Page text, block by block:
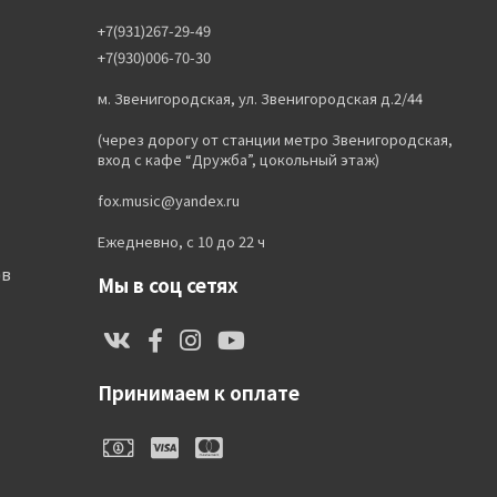
+7(931)267-29-49
+7(930)006-70-30
м. Звенигородская, ул. Звенигородская д.2/44
(через дорогу от станции метро Звенигородская,
вход с кафе “Дружба”, цокольный этаж)
fox.music@yandex.ru
Ежедневно, с 10 до 22 ч
Мы в соц сетях
Принимаем к оплате